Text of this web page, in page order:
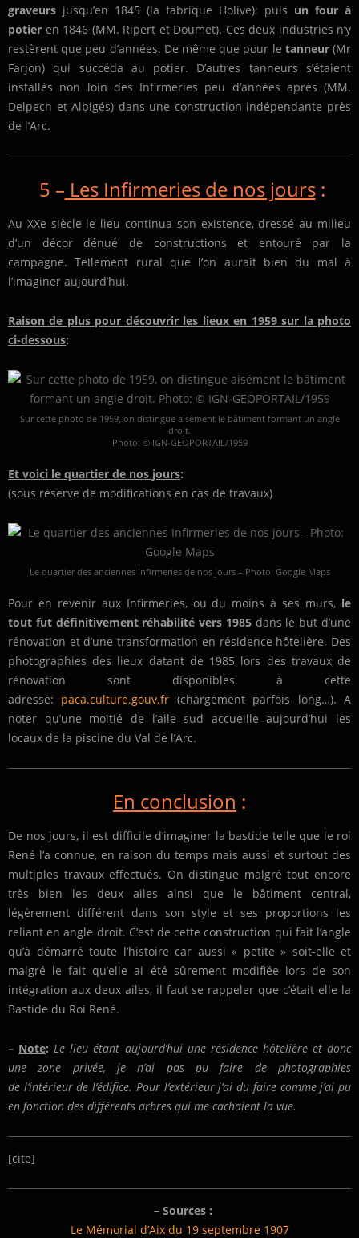
graveurs jusqu’en 1845 (la fabrique Holive); puis un four à
potier en 1846 (MM. Ripert et Doumet). Ces deux industries n’y
restèrent que peu d’années. De même que pour le tanneur(Mr
Farjon) qui succéda au potier. D’autres tanneurs s’étaient
installés non loin des Infirmeries peu d’années après (MM.
Delpech et Albigés) dans une construction indépendante près
de l’Arc.
5 – Les Infirmeries de nos jours:
Au XXe siècle le lieu continua son existence, dressé au milieu
d’un décor dénué de constructions et entouré par la
campagne. Tellement rural que l’on aurait bien du mal à
l’imaginer aujourd’hui.
Raison de plus pour découvrir les lieux en 1959 sur la photo
ci-dessous:
Sur cette photo de 1959, on distingue aisément le bâtiment formant un angle
droit.
Photo: © IGN-GEOPORTAIL/1959
Et voici le quartier de nos jours:
(sous réserve de modifications en cas de travaux)
Le quartier des anciennes Infirmeries de nos jours – Photo: Google Maps
Pour en revenir aux Infirmeries, ou du moins à ses murs, le
tout fut définitivement réhabilité vers 1985dans le but d’une
rénovation et d’une transformation en résidence hôtelière. Des
photographies des lieux datant de 1985 lors des travaux de
rénovation sont disponibles à cette
adresse: paca.culture.gouv.fr (chargement parfois long…). A
noter qu’une moitié de l’aile sud accueille aujourd’hui les
locaux de la piscine du Val de l’Arc.
En conclusion :
De nos jours, il est difficile d’imaginer la bastide telle que le roi
René l’a connue, en raison du temps mais aussi et surtout des
multiples travaux effectués. On distingue malgré tout encore
très bien les deux ailes ainsi que le bâtiment central,
légèrement différent dans son style et ses proportions les
reliant en angle droit. C’est de cette construction qui fait l’angle
qu’à démarré toute l’histoire car aussi « petite » soit-elle et
malgré le fait qu’elle ai été sûrement modifiée lors de son
intégration aux deux ailes, il faut se rappeler que c’était elle la
Bastide du Roi René.
– Note: Le lieu étant aujourd’hui une résidence hôtelière et donc
une zone privée, je n’ai pas pu faire de photographies
de l’intérieur de l’édifice. Pour l’extérieur j’ai du faire comme j’ai pu
en fonction des différents arbres qui me cachaient la vue.
[cite]
– Sources:
Le Mémorial d’Aix du 19 septembre 1907